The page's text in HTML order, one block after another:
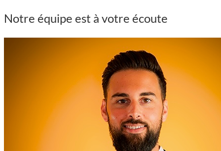
Notre équipe est à votre écoute